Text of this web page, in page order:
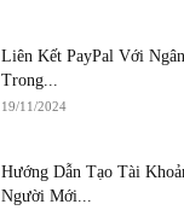
Liên Kết PayPal Với
Trong...
19/11/2024
Hướng Dẫn Tạo Tài
Người Mới...